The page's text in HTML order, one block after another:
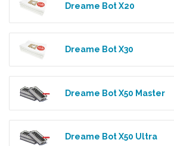
Dreame Bot X20
Dreame Bot X30
Dreame Bot X50 Master
Dreame Bot X50 Ultra